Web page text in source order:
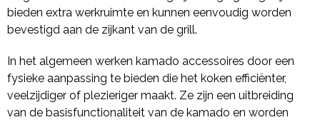
bieden extra werkruimte en kunnen eenvoudig worden
bevestigd aan de zijkant van de grill.
In het algemeen werken kamado accessoires door een
fysieke aanpassing te bieden die het koken efficiënter,
veelzijdiger of plezieriger maakt. Ze zijn een uitbreiding
van de basisfunctionaliteit van de kamado en worden